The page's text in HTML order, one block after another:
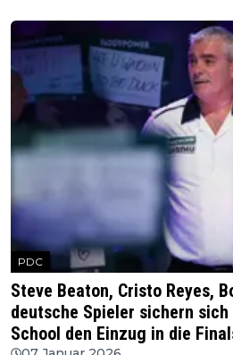
PDC
Steve Beaton, Cristo Reyes,
deutsche Spieler sichern sich
School den Einzug in die